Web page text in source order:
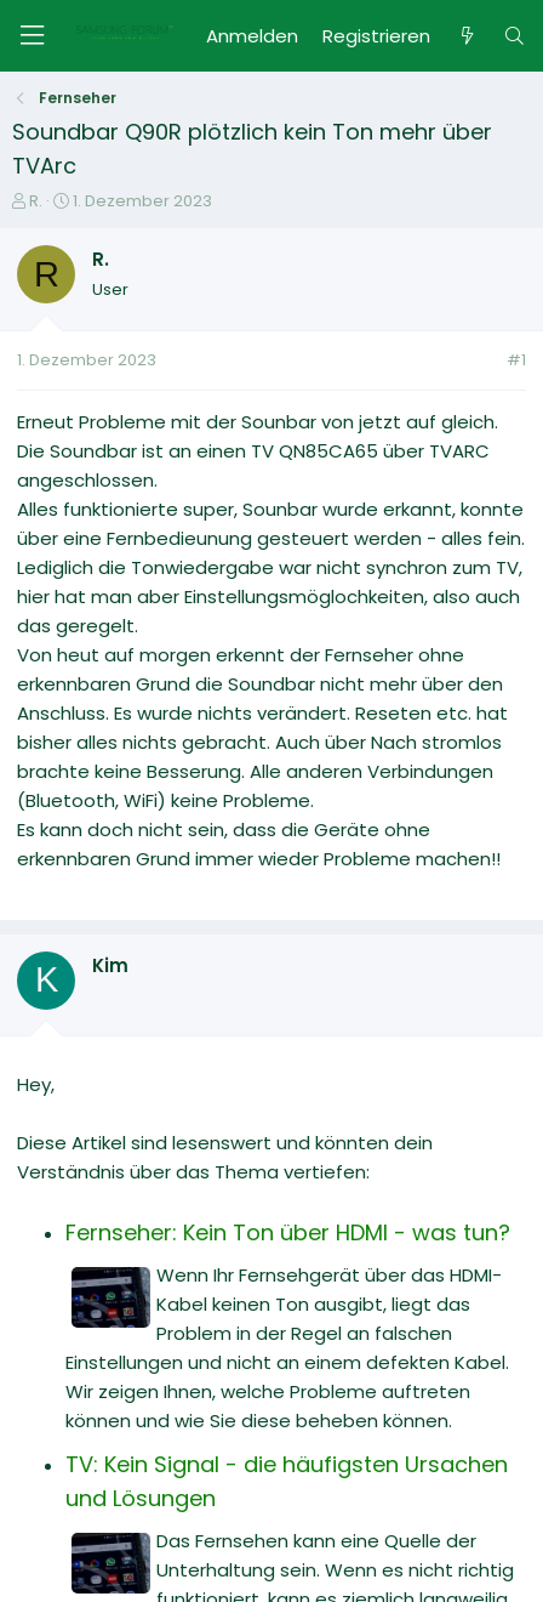
Anmelden Registrieren
Fernseher
Soundbar Q90R plötzlich kein Ton mehr über
TVArc
E
s
e
e
R.
E
t
t
m
1. Dezember 2023
R R.
User
1. Dezember 2023 #1
Erneut Probleme mit der Sounbar von jetzt auf gleich.
Die Soundbar ist an einen TV QN85CA65 über TVARC
angeschlossen.
Alles funktionierte super, Sounbar wurde erkannt, konnte
über eine Fernbedieunung gesteuert werden - alles fein.
Lediglich die Tonwiedergabe war nicht synchron zum TV,
hier hat man aber Einstellungsmöglochkeiten, also auch
das geregelt.
Von heut auf morgen erkennt der Fernseher ohne
erkennbaren Grund die Soundbar nicht mehr über den
Anschluss. Es wurde nichts verändert. Reseten etc. hat
bisher alles nichts gebracht. Auch über Nach stromlos
brachte keine Besserung. Alle anderen Verbindungen
(Bluetooth, WiFi) keine Probleme.
Es kann doch nicht sein, dass die Geräte ohne
erkennbaren Grund immer wieder Probleme machen!!
K Kim
Hey,
Diese Artikel sind lesenswert und könnten dein
Verständnis über das Thema vertiefen:
Fernseher: Kein Ton über HDMI - was tun?
Wenn Ihr Fernsehgerät über das HDMI-
Kabel keinen Ton ausgibt, liegt das
Problem in der Regel an falschen
Einstellungen und nicht an einem defekten Kabel.
Wir zeigen Ihnen, welche Probleme auftreten
können und wie Sie diese beheben können.
TV: Kein Signal - die häufigsten Ursachen
und Lösungen
Das Fernsehen kann eine Quelle der
Unterhaltung sein. Wenn es nicht richtig